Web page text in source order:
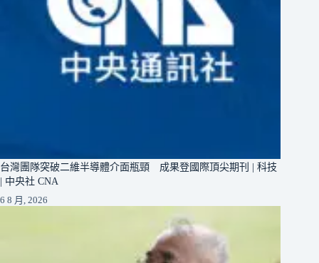
台灣團隊突破二維半導體介面瓶頸 成果登國際頂尖期刊 | 科技
| 中央社 CNA
6 8 月, 2026